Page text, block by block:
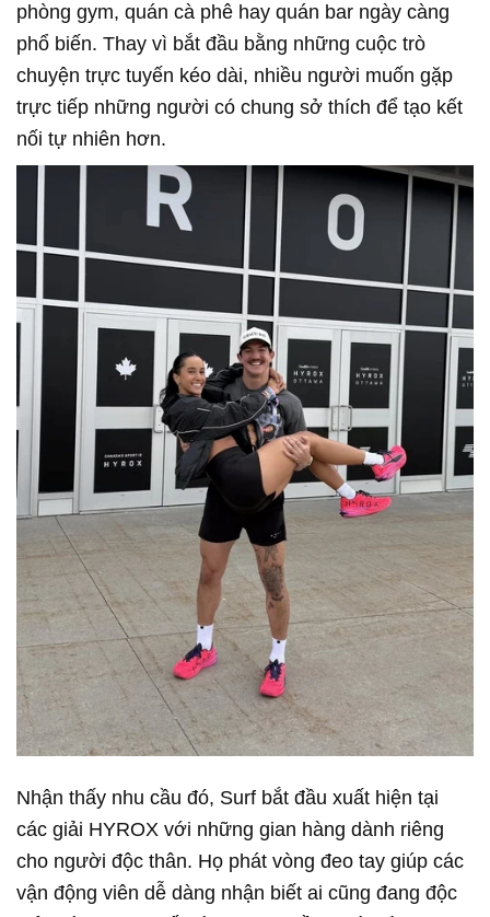
phòng gym, quán cà phê hay quán bar ngày càng
phổ biến. Thay vì bắt đầu bằng những cuộc trò
chuyện trực tuyến kéo dài, nhiều người muốn gặp
trực tiếp những người có chung sở thích để tạo kết
nối tự nhiên hơn.
Nhận thấy nhu cầu đó, Surf bắt đầu xuất hiện tại
các giải HYROX với những gian hàng dành riêng
cho người độc thân. Họ phát vòng đeo tay giúp các
vận động viên dễ dàng nhận biết ai cũng đang độc